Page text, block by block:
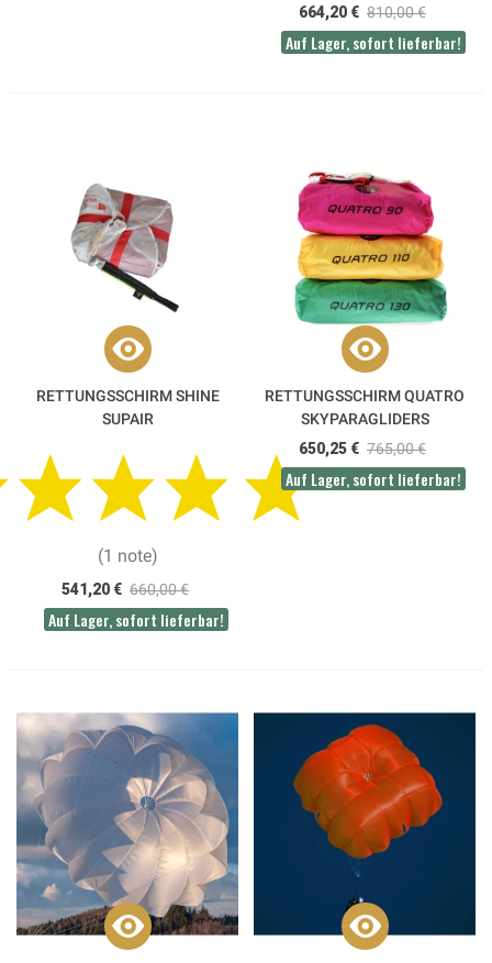
664,20 € 810,00 €
Auf Lager, sofort lieferbar!
RETTUNGSSCHIRM SHINE
SUPAIR
(1 note)
541,20 € 660,00 €
Auf Lager, sofort lieferbar!
RETTUNGSSCHIRM QUATRO
SKYPARAGLIDERS
650,25 € 765,00 €
Auf Lager, sofort lieferbar!